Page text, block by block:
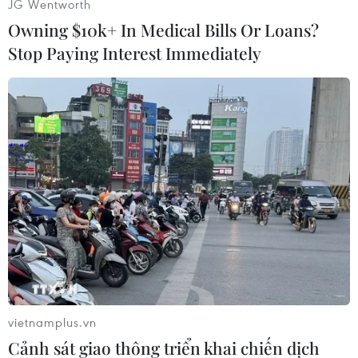
#APEC #Đất trồng rừng
#Bảo tồn rừng
#Chính sách môi trường
Peru
JG Wentworth
Owning $10k+ In Medical Bills Or Loans?
Stop Paying Interest Immediately
vietnamplus.vn
Cảnh sát giao thông triển khai chiến dịch